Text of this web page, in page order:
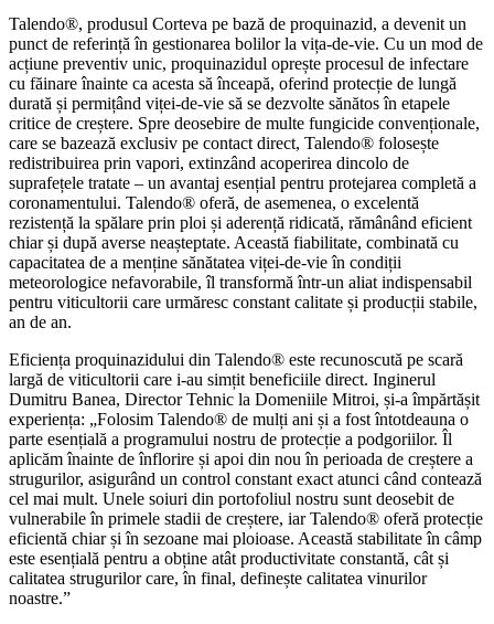
Talendo®, produsul Corteva pe bază de proquinazid, a devenit un
punct de referință în gestionarea bolilor la vița-de-vie. Cu un mod de
acțiune preventiv unic, proquinazidul oprește procesul de infectare
cu făinare înainte ca acesta să înceapă, oferind protecție de lungă
durată și permițând viței-de-vie să se dezvolte sănătos în etapele
critice de creștere. Spre deosebire de multe fungicide convenționale,
care se bazează exclusiv pe contact direct, Talendo® folosește
redistribuirea prin vapori, extinzând acoperirea dincolo de
suprafețele tratate – un avantaj esențial pentru protejarea completă a
coronamentului. Talendo® oferă, de asemenea, o excelentă
rezistență la spălare prin ploi și aderență ridicată, rămânând eficient
chiar și după averse neașteptate. Această fiabilitate, combinată cu
capacitatea de a menține sănătatea viței-de-vie în condiții
meteorologice nefavorabile, îl transformă într-un aliat indispensabil
pentru viticultorii care urmăresc constant calitate și producții stabile,
an de an.
Eficiența proquinazidului din Talendo® este recunoscută pe scară
largă de viticultorii care i-au simțit beneficiile direct. Inginerul
Dumitru Banea, Director Tehnic la Domeniile Mitroi, și-a împărtășit
experiența: „Folosim Talendo® de mulți ani și a fost întotdeauna o
parte esențială a programului nostru de protecție a podgoriilor. Îl
aplicăm înainte de înflorire și apoi din nou în perioada de creștere a
strugurilor, asigurând un control constant exact atunci când contează
cel mai mult. Unele soiuri din portofoliul nostru sunt deosebit de
vulnerabile în primele stadii de creștere, iar Talendo® oferă protecție
eficientă chiar și în sezoane mai ploioase. Această stabilitate în câmp
este esențială pentru a obține atât productivitate constantă, cât și
calitatea strugurilor care, în final, definește calitatea vinurilor
noastre.”